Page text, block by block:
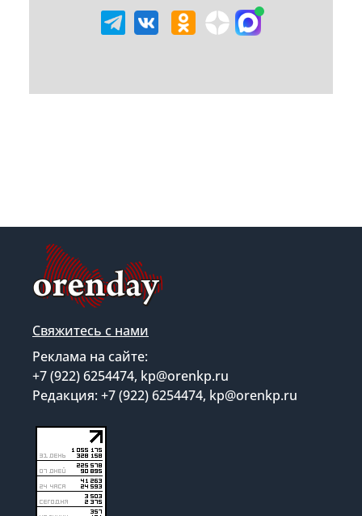
Свяжитесь с нами
Реклама на сайте:
+7 (922) 6254474, kp@orenkp.ru
Редакция: +7 (922) 6254474, kp@orenkp.ru